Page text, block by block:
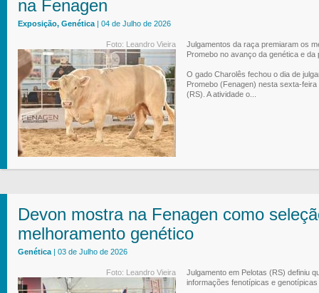
na Fenagen
Exposição, Genética | 04 de Julho de 2026
Foto: Leandro Vieira
Julgamentos da raça premiaram os
Promebo no avanço da genética e da
O gado Charolês fechou o dia de
Promebo (Fenagen) nesta sexta-
(RS). A atividade o...
Devon mostra na Fenagen como
melhoramento genético
Genética | 03 de Julho de 2026
Foto: Leandro Vieira
Julgamento em Pelotas (RS) definiu
informações fenotípicas e